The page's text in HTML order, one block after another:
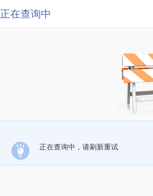
正在查询中
正在查询中，请刷新重试